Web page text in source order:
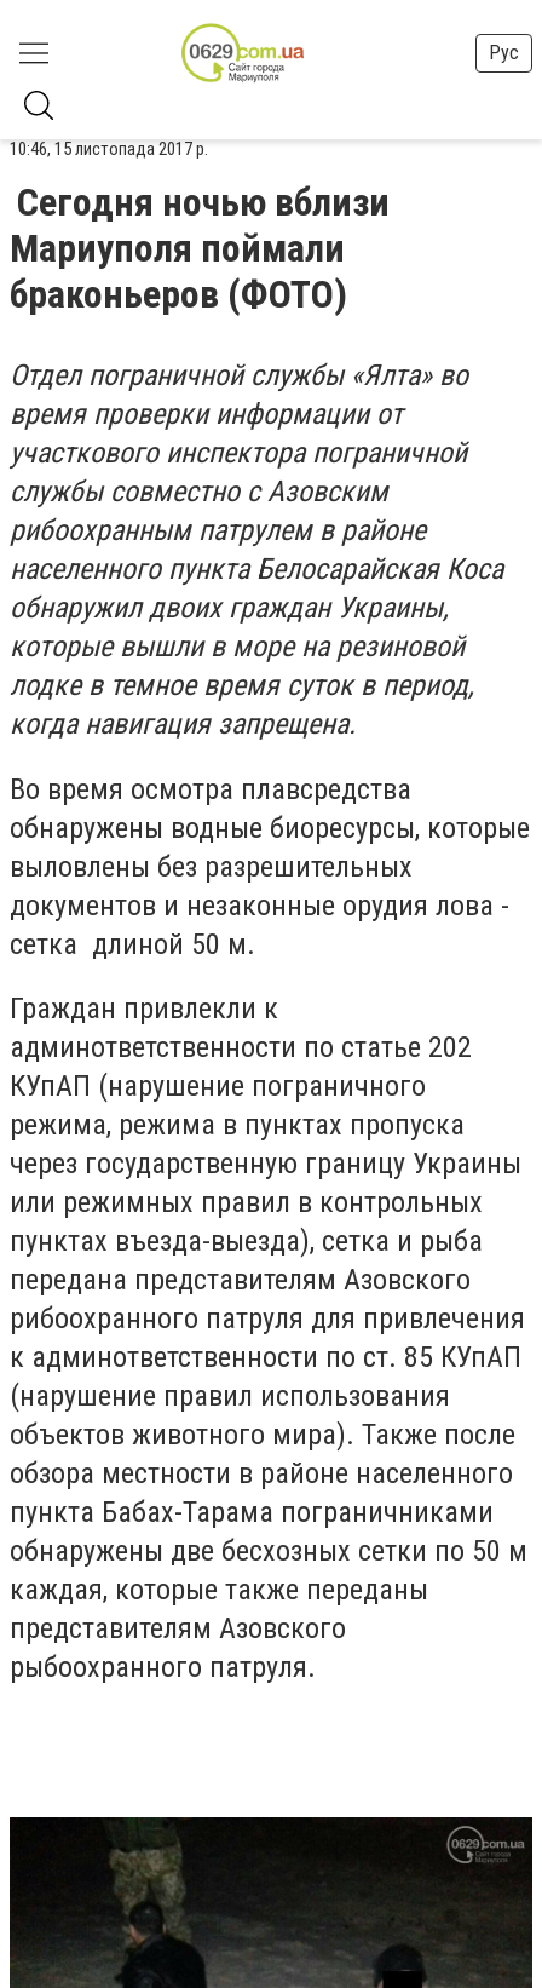
Рус
10:46, 15 листопада 2017 р.
Сегодня ночью вблизи
Мариуполя поймали
браконьеров (ФОТО)
Отдел пограничной службы «Ялта» во
время проверки информации от
участкового инспектора пограничной
службы совместно с Азовским
рибоохранным патрулем в районе
населенного пункта Белосарайская Коса
обнаружил двоих граждан Украины,
которые вышли в море на резиновой
лодке в темное время суток в период,
когда навигация запрещена.
Во время осмотра плавсредства
обнаружены водные биоресурсы, которые
выловлены без разрешительных
документов и незаконные орудия лова -
сетка длиной 50 м.
Граждан привлекли к
админответственности по статье 202
КУпАП (нарушение пограничного
режима, режима в пунктах пропуска
через государственную границу Украины
или режимных правил в контрольных
пунктах въезда-выезда), сетка и рыба
передана представителям Азовского
рибоохранного патруля для привлечения
к админответственности по ст. 85 КУпАП
(нарушение правил использования
объектов животного мира). Также после
обзора местности в районе населенного
пункта Бабах-Тарама пограничниками
обнаружены две бесхозных сетки по 50 м
каждая, которые также переданы
представителям Азовского
рыбоохранного патруля.